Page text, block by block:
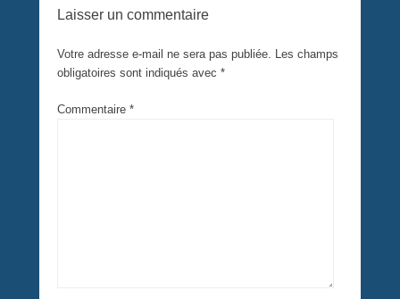
Laisser un commentaire
Votre adresse e-mail ne sera pas publiée. Les champs
obligatoires sont indiqués avec *
Commentaire *